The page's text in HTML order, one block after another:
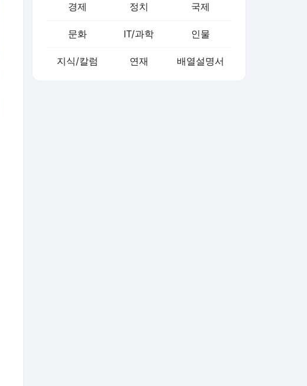
경제 정치 국제
문화 IT/과학 인물
지식/칼럼 연재 배열설명서